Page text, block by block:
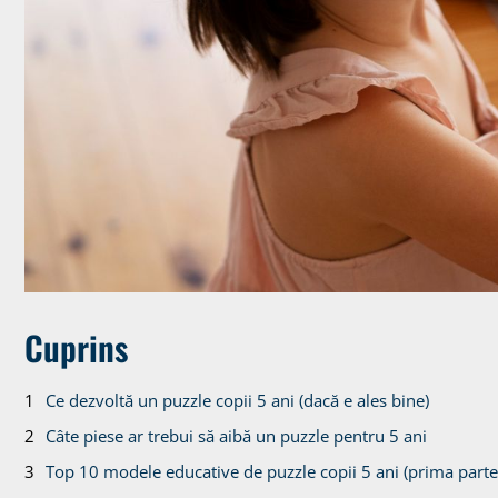
Cuprins
Ce dezvoltă un puzzle copii 5 ani (dacă e ales bine)
Câte piese ar trebui să aibă un puzzle pentru 5 ani
Top 10 modele educative de puzzle copii 5 ani (prima